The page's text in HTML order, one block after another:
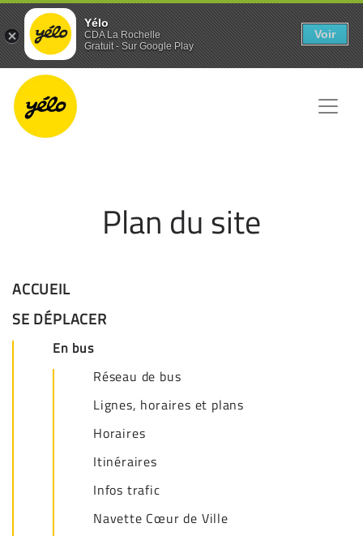
Plan du site
ACCUEIL
SE DÉPLACER
En bus
Réseau de bus
Lignes, horaires et plans
Horaires
Itinéraires
Infos trafic
Navette Cœur de Ville
Yélo
CDA La Rochelle
Gratuit - Sur Google Play
Voir
Panneau de gestion des cookies